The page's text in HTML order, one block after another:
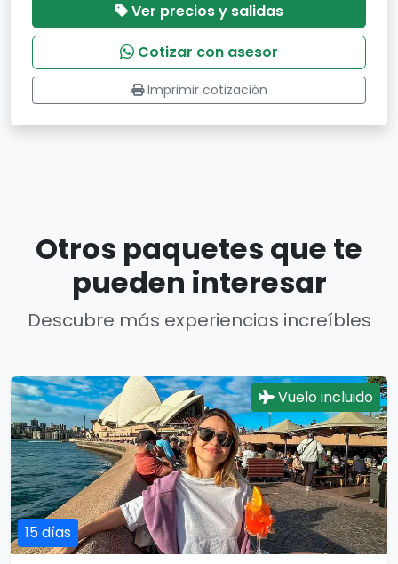
Ver precios y salidas
Cotizar con asesor
Imprimir cotización
Otros paquetes que te
pueden interesar
Descubre más experiencias increíbles
15 días
Vuelo incluido